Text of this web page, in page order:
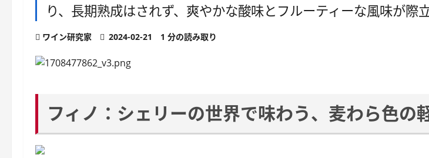
り、長期熟成はされず、爽やかな酸味とフルーティーな風味が際立
ワイン研究家 2024-02-21 1 分の読み取り
フィノ：シェリーの世界で味わう、麦わら色の